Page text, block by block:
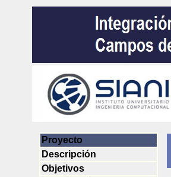
Proyecto
Descripción
Objetivos